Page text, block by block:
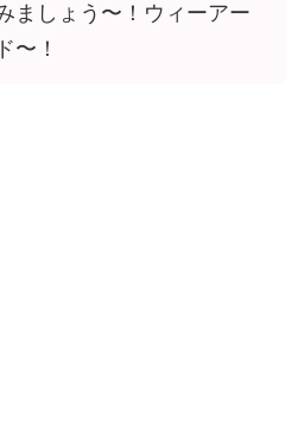
ましょう〜！ウィーアー
〜！